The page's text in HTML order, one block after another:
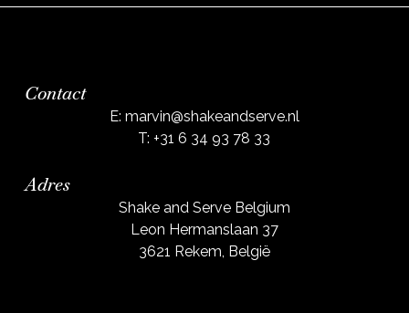
Contact
E: marvin@shakeandserve.nl
T:+31 6 34 93 78 33
Adres
Shake and Serve Belgium
Leon Hermanslaan 37
3621 Rekem, België